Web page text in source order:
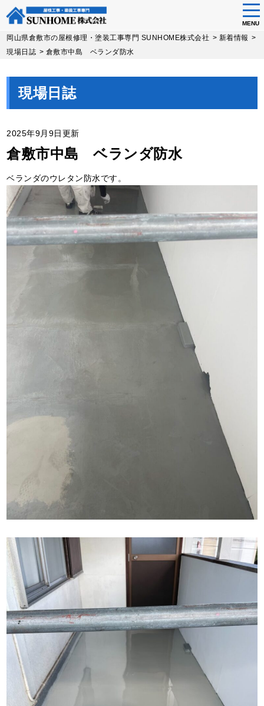
Skip
to
MENU
岡山県倉敷市の屋根修理・塗装工事専門 SUNHOME株式会社 > 新着情報 >
現場日誌 > 倉敷市中島 ベランダ防水
現場日誌
2025年9月9日更新
倉敷市中島 ベランダ防水
ベランダのウレタン防水です。